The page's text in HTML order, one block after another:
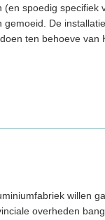
spoedig specifiek
De
ten behoeve van
willen
overheden